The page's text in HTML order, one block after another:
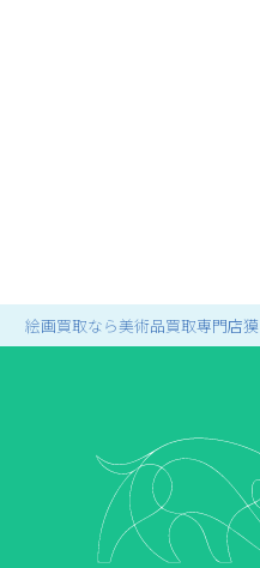
絵画買取なら美術品買取専門店獏